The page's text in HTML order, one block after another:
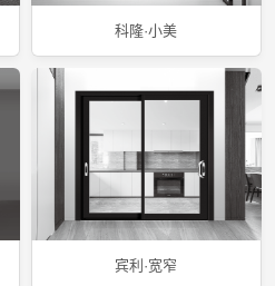
科隆·小美
宾利·宽窄